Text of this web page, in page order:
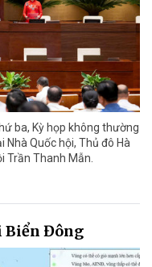
ba, Kỳ họp không thường
Nhà Quốc hội, Thủ đô Hà
Trần Thanh Mẫn.
Biển Đông